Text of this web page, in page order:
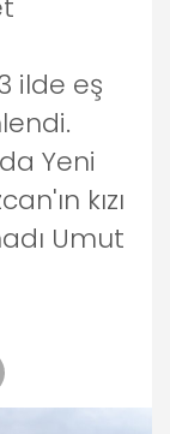
ilde eş
Yeni
kızı
Umut